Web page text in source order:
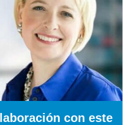
con este